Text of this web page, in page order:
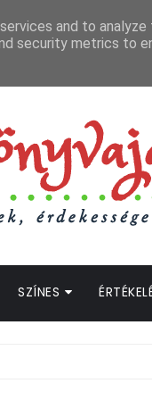
SZÍNES
and to analyze
security metrics to